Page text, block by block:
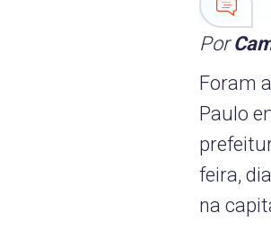
Por
Foram
Paulo
feira,
na